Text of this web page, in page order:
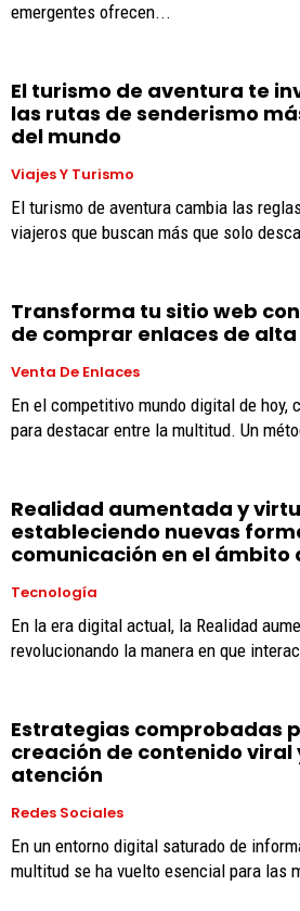
emergentes ofrecen...
El turismo de aventura te
las rutas de senderismo
del mundo
Viajes Y Turismo
El turismo de aventura cambia las
viajeros que buscan más que solo
Transforma tu sitio web
de comprar enlaces de
Venta De Enlaces
En el competitivo mundo digital de hoy,
para destacar entre la multitud. Un
Realidad aumentada y
estableciendo nuevas
comunicación en el ámbito
Tecnología
En la era digital actual, la Realidad
revolucionando la manera en que
Estrategias comprobadas
creación de contenido viral
atención
Redes Sociales
En un entorno digital saturado de
multitud se ha vuelto esencial para las